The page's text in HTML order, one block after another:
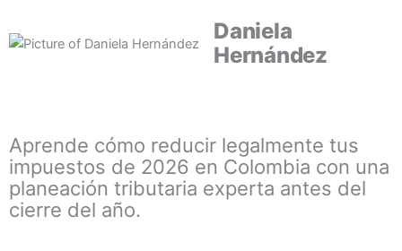
Daniela
Hernández
Aprende cómo reducir legalmente tus
impuestos de 2026 en Colombia con una
planeación tributaria experta antes del
cierre del año.